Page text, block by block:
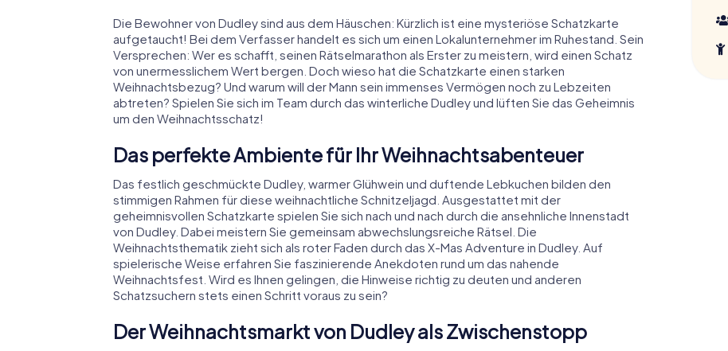
Die Bewohner von Dudley sind aus dem Häuschen: Kürzlich ist eine mysteriöse Schatzkarte
aufgetaucht! Bei dem Verfasser handelt es sich um einen Lokalunternehmer im Ruhestand. Sein
Versprechen: Wer es schafft, seinen Rätselmarathon als Erster zu meistern, wird einen Schatz
von unermesslichem Wert bergen. Doch wieso hat die Schatzkarte einen starken
Weihnachtsbezug? Und warum will der Mann sein immenses Vermögen noch zu Lebzeiten
abtreten? Spielen Sie sich im Team durch das winterliche Dudley und lüften Sie das Geheimnis
um den Weihnachtsschatz!
Das perfekte Ambiente für Ihr Weihnachtsabenteuer
Das festlich geschmückte Dudley, warmer Glühwein und duftende Lebkuchen bilden den
stimmigen Rahmen für diese weihnachtliche Schnitzeljagd. Ausgestattet mit der
geheimnisvollen Schatzkarte spielen Sie sich nach und nach durch die ansehnliche Innenstadt
von Dudley. Dabei meistern Sie gemeinsam abwechslungsreiche Rätsel. Die
Weihnachtsthematik zieht sich als roter Faden durch das X-Mas Adventure in Dudley. Auf
spielerische Weise erfahren Sie faszinierende Anekdoten rund um das nahende
Weihnachtsfest. Wird es Ihnen gelingen, die Hinweise richtig zu deuten und anderen
Schatzsuchern stets einen Schritt voraus zu sein?
Der Weihnachtsmarkt von Dudley als Zwischenstopp